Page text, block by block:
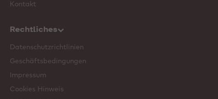
Kontakt
Rechtliches
Datenschutzrichtlinien
Geschäftsbedingungen
Impressum
Cookies Hinweis